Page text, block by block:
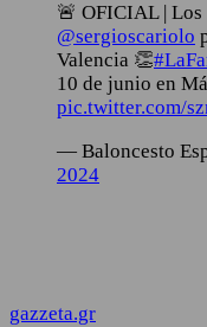
🚨 OFICIAL |
@sergioscariolo
Valencia 👏
10 de junio en
pic.twitter.com/
— Baloncesto
2024
gazzeta.gr